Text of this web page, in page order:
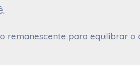
remanescente para equilibrar